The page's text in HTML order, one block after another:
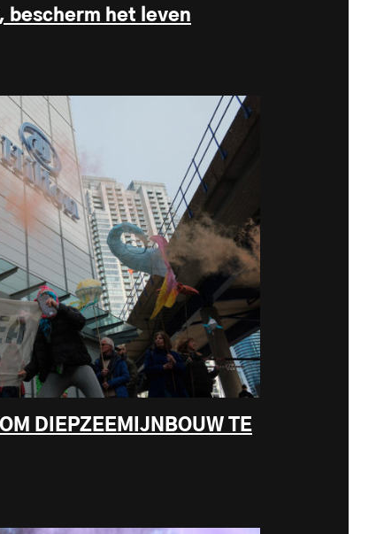
bescherm het leven
DIEPZEEMIJNBOUW TE